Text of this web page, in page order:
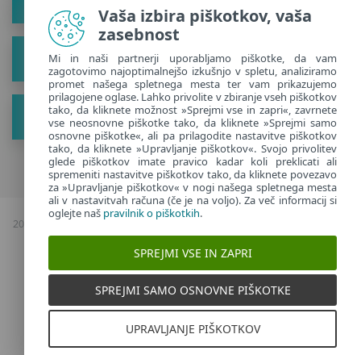
Pridobite nove nasvete
2026 Avtorske pravice & kopiranje; ESET, vse pravice pridržane |
zasebnosti|
Upravljanje piškotkov
Slovenia
Vaša izbira piškotkov, vaša
zasebnost
Mi in naši partnerji uporabljamo piškotke, da vam
zagotovimo najoptimalnejšo izkušnjo v spletu, analiziramo
promet našega spletnega mesta ter vam prikazujemo
prilagojene oglase. Lahko privolite v zbiranje vseh piškotkov
tako, da kliknete možnost »Sprejmi vse in zapri«, zavrnete
vse neosnovne piškotke tako, da kliknete »Sprejmi samo
osnovne piškotke«, ali pa prilagodite nastavitve piškotkov
tako, da kliknete »Upravljanje piškotkov«. Svojo privolitev
glede piškotkov imate pravico kadar koli preklicati ali
spremeniti nastavitve piškotkov tako, da kliknete povezavo
za »Upravljanje piškotkov« v nogi našega spletnega mesta
ali v nastavitvah računa (če je na voljo). Za več informacij si
oglejte naš pravilnik o piškotkih.
SPREJMI VSE IN ZAPRI
SPREJMI SAMO OSNOVNE PIŠKOTKE
UPRAVLJANJE PIŠKOTKOV